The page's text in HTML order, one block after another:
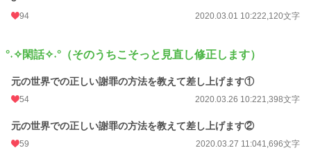
94 2020.03.01 10:222,120文字
°˖✧閑話✧˖°（そのうちこそっと見直し修正します）
元の世界での正しい謝罪の方法を教えて差し上げます①
54 2020.03.26 10:221,398文字
元の世界での正しい謝罪の方法を教えて差し上げます②
59 2020.03.27 11:041,696文字